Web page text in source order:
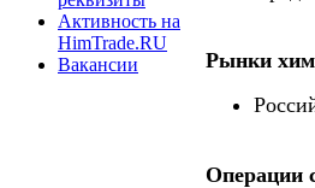
Активность на
HimTrade.RU
Вакансии
Рынки
Операции